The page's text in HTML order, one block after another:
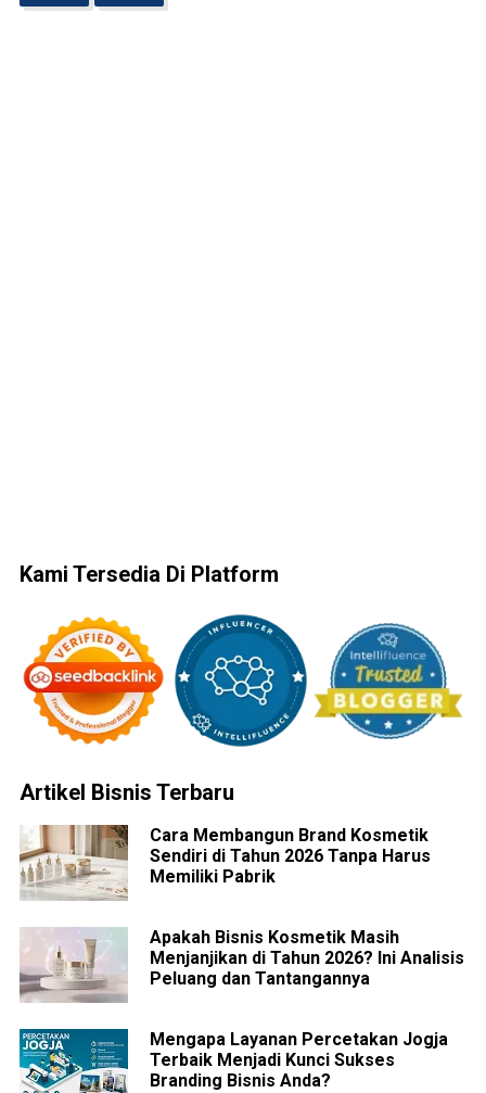
Kami Tersedia Di Platform
Artikel Bisnis Terbaru
Cara Membangun Brand Kosmetik
Sendiri di Tahun 2026 Tanpa Harus
Memiliki Pabrik
Apakah Bisnis Kosmetik Masih
Menjanjikan di Tahun 2026? Ini Analisis
Peluang dan Tantangannya
Mengapa Layanan Percetakan Jogja
Terbaik Menjadi Kunci Sukses
Branding Bisnis Anda?